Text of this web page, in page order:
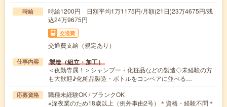
時給
時給1200円 日額平均1万1175円/月額(21日)23万4675円/残
込24万9675円
交通費
交通費支給（規定あり）
仕事内容 製造（組立・加工）
＜夜勤専属！＞シャンプー・化粧品などの製造◇未経験の方
も大歓迎♪化粧品製造・ボトルをコンベアに並べる…
応募資格
職種未経験OK / ブランクOK
※深夜業のため18歳以上（例外事由2号）＊資格・経験不問＊